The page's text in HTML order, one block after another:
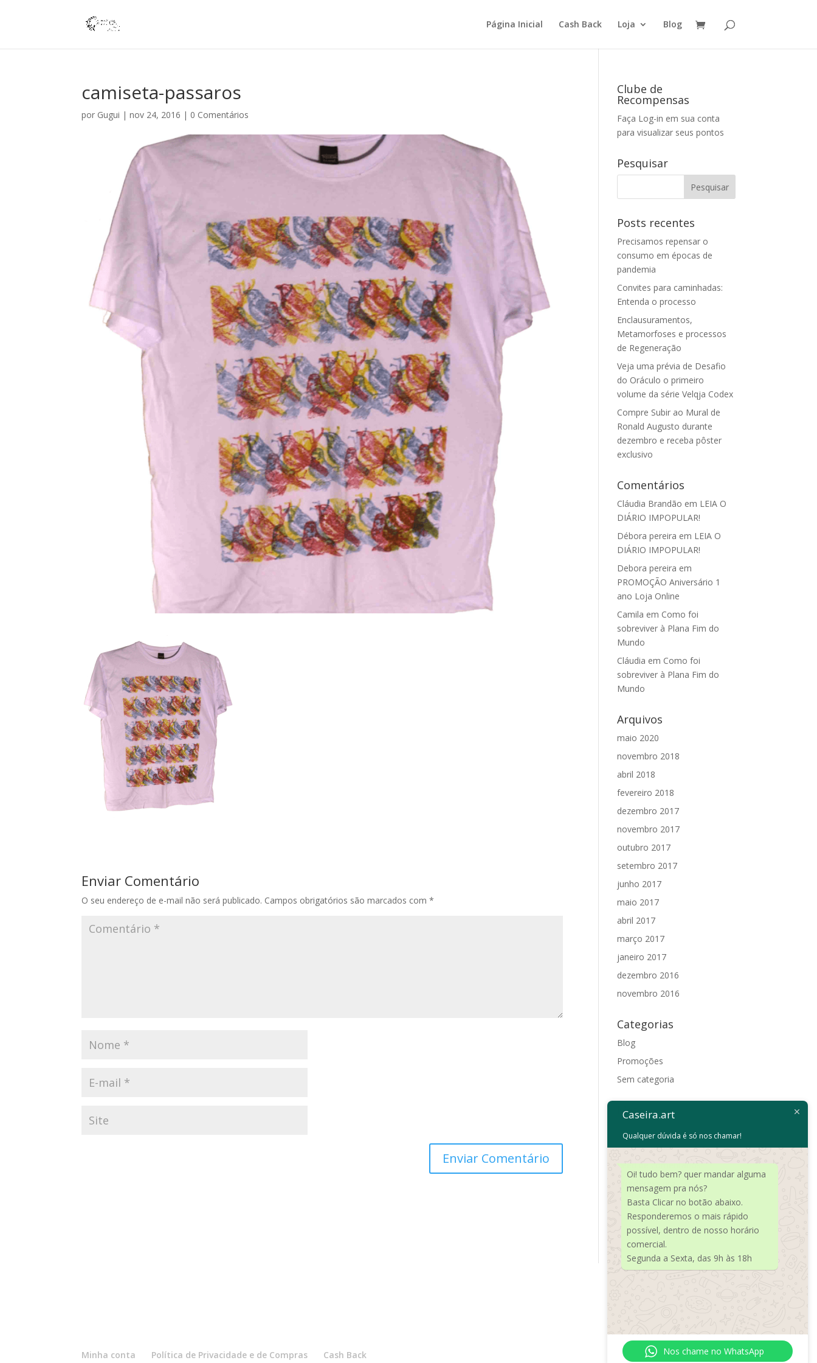
Página Inicial Cash Back Loja Blog
camiseta-passaros
por Gugui |nov 24, 2016 | 0 Comentários
Enviar Comentário
O seu endereço de e-mail não será publicado. Campos obrigatórios são marcados com*
Clube de
Recompensas
Faça Log-in em sua conta
para visualizar seus pontos
Pesquisar
Posts recentes
Precisamos repensar o
consumo em épocas de
pandemia
Convites para caminhadas:
Entenda o processo
Enclausuramentos,
Metamorfoses e processos
de Regeneração
Veja uma prévia de Desafio
do Oráculo o primeiro
volume da série Velqja Codex
Compre Subir ao Mural de
Ronald Augusto durante
dezembro e receba pôster
exclusivo
Comentários
Cláudia Brandão em LEIA O
DIÁRIO IMPOPULAR!
Débora pereira em LEIA O
DIÁRIO IMPOPULAR!
Debora pereira em
PROMOÇÃO Aniversário 1
ano Loja Online
Camila em Como foi
sobreviver à Plana Fim do
Mundo
Cláudia em Como foi
sobreviver à Plana Fim do
Mundo
Arquivos
maio 2020
novembro 2018
abril 2018
fevereiro 2018
dezembro 2017
novembro 2017
outubro 2017
setembro 2017
junho 2017
maio 2017
abril 2017
março 2017
janeiro 2017
dezembro 2016
novembro 2016
Categorias
Blog
Promoções
Sem categoria
Meta
Feed de posts
Feed de comentários
Minha conta Política de Privacidade e de Compras Cash Back
Caseira.art
Qualquer dúvida é só nos chamar!
Oi! tudo bem? quer mandar alguma
mensagem pra nós?
Basta Clicar no botão abaixo.
Responderemos o mais rápido
possível, dentro de nosso horário
comercial.
Segunda a Sexta, das 9h às 18h
Nos chame no WhatsApp